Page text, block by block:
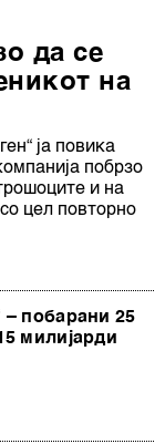
да се
на
ја повика
побрзо
и на
цел повторно
– побарани 25
милијарди